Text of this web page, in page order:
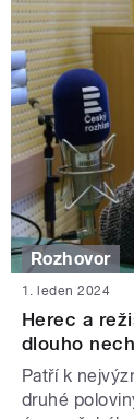
Rozhovor
1. leden 2024
Herec a
dlouho
Patří k
druhé